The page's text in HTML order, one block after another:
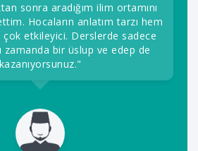
sonra aradığım ilim ortamını
Hocaların anlatım tarzı hem
çok etkileyici. Derslerde sadece
zamanda bir üslup ve edep de
kazanıyorsunuz."